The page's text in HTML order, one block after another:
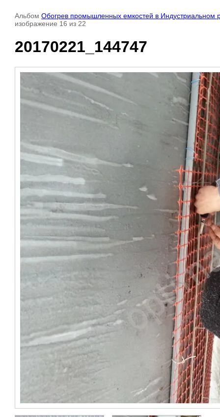
Альбом Обогрев промышленных емкостей в Индустриальном
изображение 16 из 22
20170221_144747